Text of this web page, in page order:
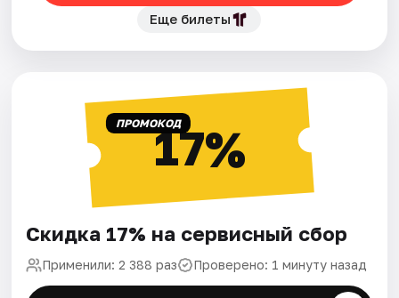
Еще билеты
ПРОМОКОД17%
Скидка 17% на сервисный сбор
Применили: 2 388 раз Проверено: 1 минуту назад